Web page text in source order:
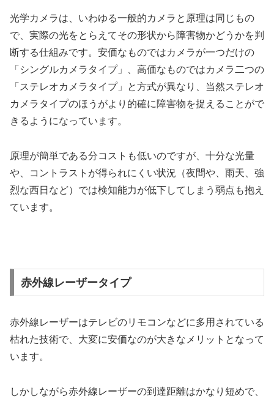
光学カメラは、いわゆる一般的カメラと原理は同じもの
で、実際の光をとらえてその形状から障害物かどうかを判
断する仕組みです。安価なものではカメラが一つだけの
「シングルカメラタイプ」、高価なものではカメラ二つの
「ステレオカメラタイプ」と方式が異なり、当然ステレオ
カメラタイプのほうがより的確に障害物を捉えることがで
きるようになっています。
原理が簡単である分コストも低いのですが、十分な光量
や、コントラストが得られにくい状況（夜間や、雨天、強
烈な西日など）では検知能力が低下してしまう弱点も抱え
ています。
赤外線レーザータイプ
赤外線レーザーはテレビのリモコンなどに多用されている
枯れた技術で、大変に安価なのが大きなメリットとなって
います。
しかしながら赤外線レーザーの到達距離はかなり短めで、